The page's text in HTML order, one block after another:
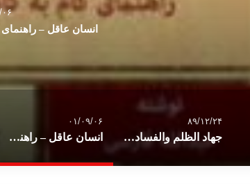
انسان عاقل –
۸۹/۱۲/۲۴
جهاد الظلم والفساد ، أفضل الجهاد..
۰۱/۰۹/۰۶
انسان عاقل – راهنمای گام به گام تفکر در عقیده